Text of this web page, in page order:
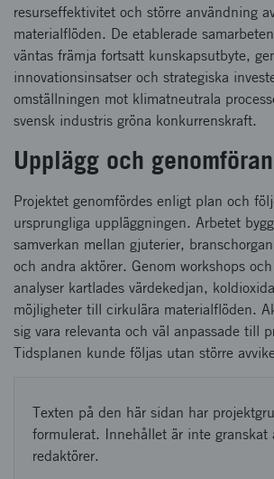
resurseffektivitet och större användning
materialflöden. De etablerade
väntas främja fortsatt kunskapsutbyte,
innovationsinsatser och strategiska
omställningen mot klimatneutrala
svensk industris gröna konkurrenskraft.
Upplägg och
Projektet genomfördes enligt plan och
ursprungliga uppläggningen. Arbetet
samverkan mellan gjuterier,
och andra aktörer. Genom workshops
analyser kartlades värdekedjan,
möjligheter till cirkulära materialflöden.
sig vara relevanta och väl anpassade till
Tidsplanen kunde följas utan större
Texten på den här sidan har
formulerat. Innehållet är inte granskat
redaktörer.